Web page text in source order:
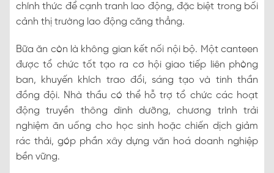
chính thức để cạnh tranh lao động, đặc biệt trong bối
cảnh thị trường lao động căng thẳng.
Bữa ăn còn là không gian kết nối nội bộ. Một canteen
được tổ chức tốt tạo ra cơ hội giao tiếp liên phòng
ban, khuyến khích trao đổi, sáng tạo và tinh thần
đồng đội. Nhà thầu có thể hỗ trợ tổ chức các hoạt
động truyền thông dinh dưỡng, chương trình trải
nghiệm ăn uống cho học sinh hoặc chiến dịch giảm
rác thải, góp phần xây dựng văn hoá doanh nghiệp
bền vững.